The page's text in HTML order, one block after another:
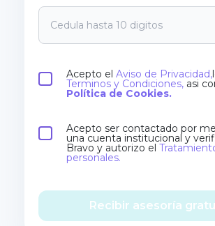
Acepto el Aviso de Privacidad,
Terminos y Condiciones, asi
Política de Cookies.
Acepto ser contactado por
una cuenta institucional y
Bravo y autorizo el
personales.
Recibir asesoría